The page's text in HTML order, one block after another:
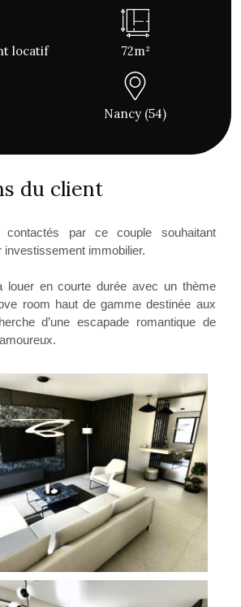
locatif 72m²
Nancy (54)
du client
par ce couple souhaitant
investissement immobilier.
louer en courte durée avec un thème
room haut de gamme destinée aux
d’une escapade romantique de